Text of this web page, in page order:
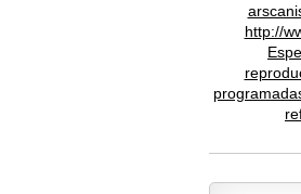
http://